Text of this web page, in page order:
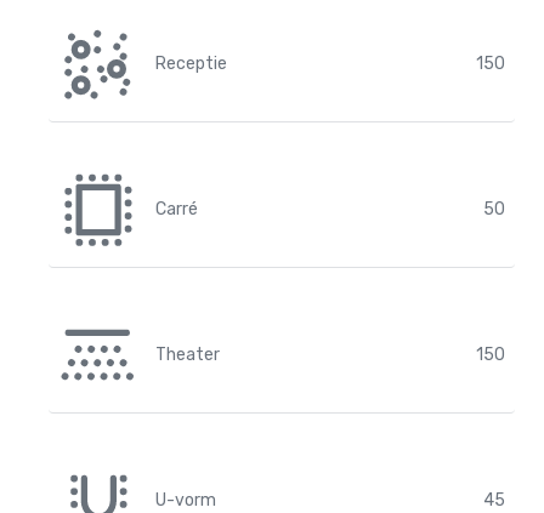
Receptie 150
Carré 50
Theater 150
U-vorm 45